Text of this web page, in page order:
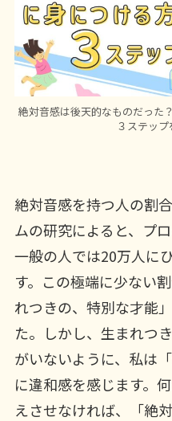
絶対音感は後天的なものだった
３ステッ
絶対音感を持つ人の割
ムの研究によると、プ
一般の人では20万人に
す。この極端に少ない
れつきの、特別な才能
た。しかし、生まれつ
がいないように、私は
に違和感を感じます。
えさせなければ、「絶